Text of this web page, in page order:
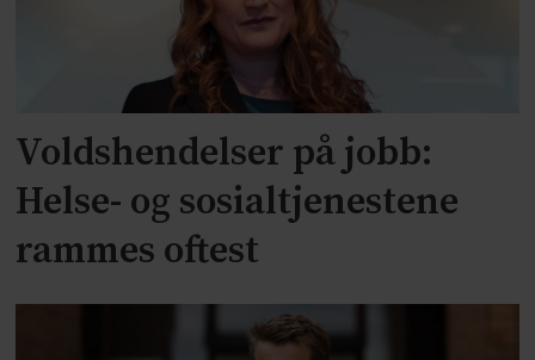
Voldshendelser på jobb:
Helse- og sosialtjenestene
rammes oftest